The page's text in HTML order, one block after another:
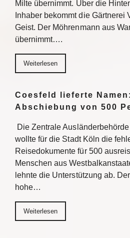
Milte übernimmt. Über die
Inhaber bekommt die Gärtnerei
Geist. Der Möhrenmann aus
übernimmt….
Weiterlesen
Coesfeld lieferte
Abschiebung von 500
Die Zentrale
wollte für die Stadt Köln die
Reisedokumente für 500
Menschen aus
lehnte die Unterstützung ab.
hohe…
Weiterlesen